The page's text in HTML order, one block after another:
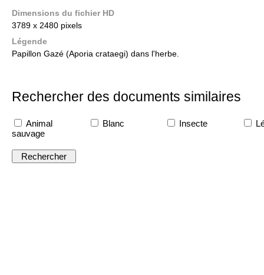
Dimensions du fichier HD
3789 x 2480 pixels
Légende
Papillon Gazé (Aporia crataegi) dans l'herbe.
Rechercher des documents similaires
Animal
sauvage
Blanc Insecte